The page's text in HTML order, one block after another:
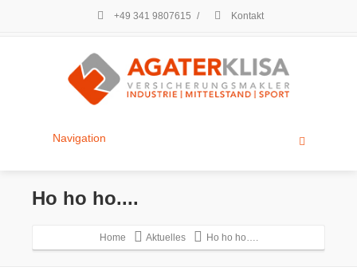
+49 341 9807615 / Kontakt
Navigation
Ho ho ho....
Home Aktuelles Ho ho ho….